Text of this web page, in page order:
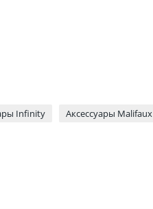
Infinity Аксессуары Malifaux